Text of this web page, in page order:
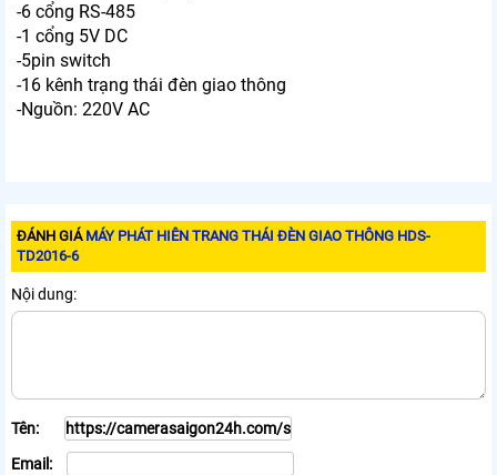
-6 cổng RS-485
-1 cổng 5V DC
-5pin switch
-16 kênh trạng thái đèn giao thông
-Nguồn: 220V AC
ĐÁNH GIÁ MÁY PHÁT HIÊN TRANG THÁI ĐÈN GIAO THÔNG HDS-
TD2016-6
Nội dung:
Tên:
Email: